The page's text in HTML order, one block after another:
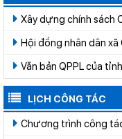
Xây dựng chính sách
Hội đồng nhân dân xã
Văn bản QPPL của tỉnh
LỊCH CÔNG TÁC
Chương trình công